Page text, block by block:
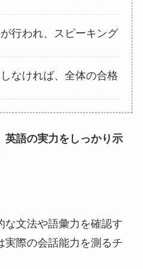
行われ、スピーキング
なければ、全体の合格
英語の実力をしっかり示
な文法や語彙力を確認す
実際の会話能力を測るチ